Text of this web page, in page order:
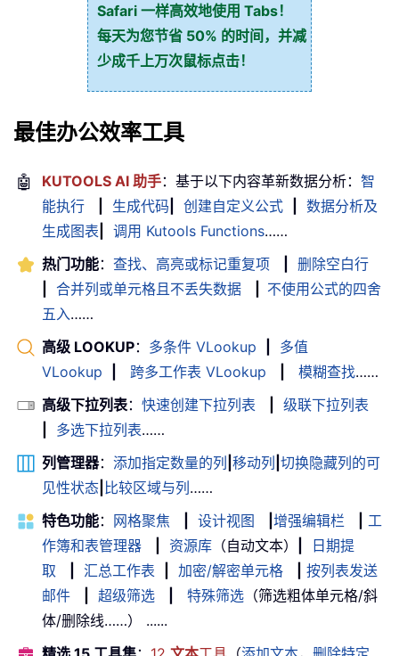
Safari 一样高效地使用 Tabs！
每天为您节省 50% 的时间，并减
少成千上万次鼠标点击！
最佳办公效率工具
🤖 KUTOOLS AI 助手：基于以下内容革新数据分析： 智
能执行
生成代码 创建自定义公式
数据分析及
生成图表
调用 Kutools Functions……
热门功能： 查找、高亮或标记重复项
删除空白行
合并列或单元格且不丢失数据
不使用公式的四舍
五入……
高级 LOOKUP： 多条件 VLookup
多值
VLookup
跨多工作表 VLookup 模糊查找……
高级下拉列表： 快速创建下拉列表
级联下拉列表
多选下拉列表……
列管理器： 添加指定数量的列 移动列 切换隐藏列的可
见性状态 比较区域与列……
特色功能： 网格聚焦 设计视图 增强编辑栏
工
作簿和表管理器
资源库 （自动文本）
日期提
取
汇总工作表 加密/解密单元格
按列表发送
邮件
超级筛选 特殊筛选 （筛选粗体单元格/斜
体/删除线……） ......